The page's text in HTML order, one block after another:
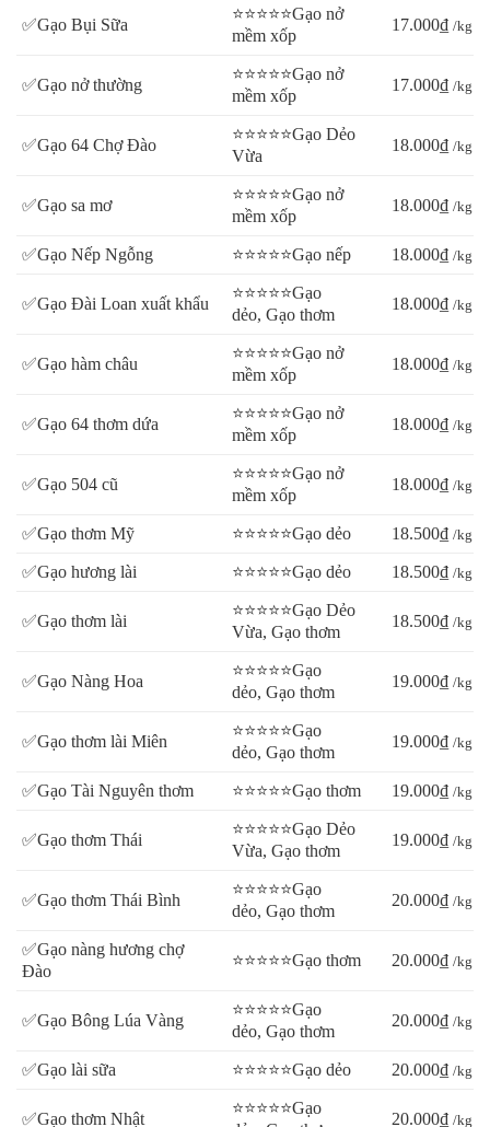
✅Gạo Bụi Sữa
⭐⭐⭐⭐⭐Gạo nở
mềm xốp
17.000₫ /kg
✅Gạo nở thường
⭐⭐⭐⭐⭐Gạo nở
mềm xốp
17.000₫ /kg
✅Gạo 64 Chợ Đào
⭐⭐⭐⭐⭐Gạo Dẻo
Vừa
18.000₫ /kg
✅Gạo sa mơ
⭐⭐⭐⭐⭐Gạo nở
mềm xốp
18.000₫ /kg
✅Gạo Nếp Ngỗng ⭐⭐⭐⭐⭐Gạo nếp 18.000₫ /kg
✅Gạo Đài Loan xuất khẩu
⭐⭐⭐⭐⭐Gạo
dẻo, Gạo thơm
18.000₫ /kg
✅Gạo hàm châu
⭐⭐⭐⭐⭐Gạo nở
mềm xốp
18.000₫ /kg
✅Gạo 64 thơm dứa
⭐⭐⭐⭐⭐Gạo nở
mềm xốp
18.000₫ /kg
✅Gạo 504 cũ
⭐⭐⭐⭐⭐Gạo nở
mềm xốp
18.000₫ /kg
✅Gạo thơm Mỹ ⭐⭐⭐⭐⭐Gạo dẻo 18.500₫ /kg
✅Gạo hương lài ⭐⭐⭐⭐⭐Gạo dẻo 18.500₫ /kg
✅Gạo thơm lài
⭐⭐⭐⭐⭐Gạo Dẻo
Vừa, Gạo thơm
18.500₫ /kg
✅Gạo Nàng Hoa
⭐⭐⭐⭐⭐Gạo
dẻo, Gạo thơm
19.000₫ /kg
✅Gạo thơm lài Miên
⭐⭐⭐⭐⭐Gạo
dẻo, Gạo thơm
19.000₫ /kg
✅Gạo Tài Nguyên thơm ⭐⭐⭐⭐⭐Gạo thơm 19.000₫ /kg
✅Gạo thơm Thái
⭐⭐⭐⭐⭐Gạo Dẻo
Vừa, Gạo thơm
19.000₫ /kg
✅Gạo thơm Thái Bình
⭐⭐⭐⭐⭐Gạo
dẻo, Gạo thơm
20.000₫ /kg
✅Gạo nàng hương chợ
Đào
⭐⭐⭐⭐⭐Gạo thơm 20.000₫ /kg
✅Gạo Bông Lúa Vàng
⭐⭐⭐⭐⭐Gạo
dẻo, Gạo thơm
20.000₫ /kg
✅Gạo lài sữa ⭐⭐⭐⭐⭐Gạo dẻo 20.000₫ /kg
✅Gạo thơm Nhật
⭐⭐⭐⭐⭐Gạo
20.000₫ /kg